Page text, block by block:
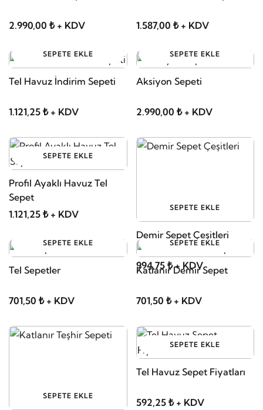
2.990,00 ₺ + KDV 1.587,00 ₺ + KDV
SEPETE EKLE
Tel Havuz İndirim Sepeti
1.121,25 ₺ + KDV
SEPETE EKLE
Aksiyon Sepeti
2.990,00 ₺ + KDV
SEPETE EKLE
Profil Ayaklı Havuz Tel
Sepet
1.121,25 ₺ + KDV
SEPETE EKLE
Demir Sepet Çeşitleri
994,75 ₺ + KDV
SEPETE EKLE
Tel Sepetler
701,50 ₺ + KDV
SEPETE EKLE
Katlanır Demir Sepet
701,50 ₺ + KDV
SEPETE EKLE
SEPETE EKLE
Tel Havuz Sepet Fiyatları
592,25 ₺ + KDV